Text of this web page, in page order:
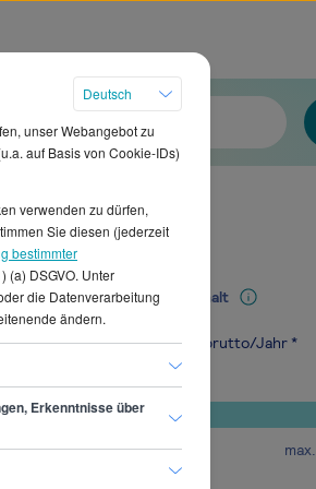
Mediangehalt
38.000€ brutto/Jahr *
min.30.700€ max.
Deutsch
unser Webangebot zu
auf Basis von Cookie-IDs)
verwenden zu dürfen,
Sie diesen (jederzeit
bestimmter
(a) DSGVO. Unter
die Datenverarbeitung
ändern.
Erkenntnisse über